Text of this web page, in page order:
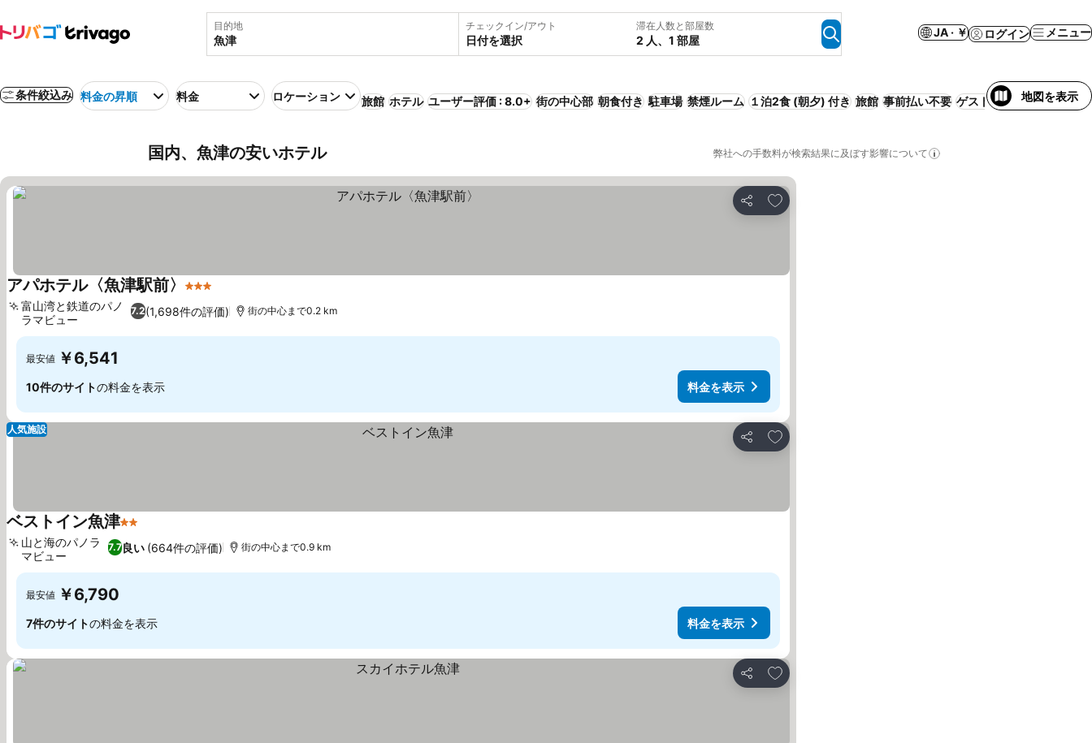
目的地 チェックイン/アウト
日付を選択
滞在人数と部屋数
2 人、1 部屋
JA · ￥ ログイン メニュー
条件絞込み 料金の昇順 料金 ロケーション 旅館 ホテル ユーザー評価 : 8.0+ 街の中心部 朝食付き 駐車場 禁煙ルーム １泊2食 (朝夕) 付き 旅館 事前払い不要 ゲストハウス サービス付
地図を表示
国内、魚津の安いホテル 弊社への手数料が検索結果に及ぼす影響について
シェア
お気に入りに追加
アパホテル〈魚津駅前〉 3 ホテルのランク
7.2(1,698件の評価)
富山湾と鉄道のパノ
ラマビュー
街の中心まで0.2 km
最安値 ￥6,541
10件のサイトの料金を表示 料金を表示
シェア
お気に入りに追加
人気施設
ベストイン魚津2 ホテルのランク
7.7良い (664件の評価)
山と海のパノラ
マビュー
街の中心まで0.9 km
最安値 ￥6,790
7件のサイトの料金を表示 料金を表示
シェア
お気に入りに追加